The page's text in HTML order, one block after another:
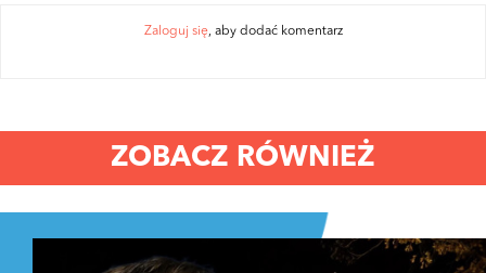
Zaloguj się, aby dodać komentarz
ZOBACZ RÓWNIEŻ